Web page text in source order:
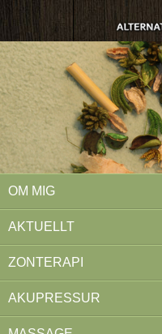
OM MIG
AKTUELLT
ZONTERAPI
AKUPRESSUR